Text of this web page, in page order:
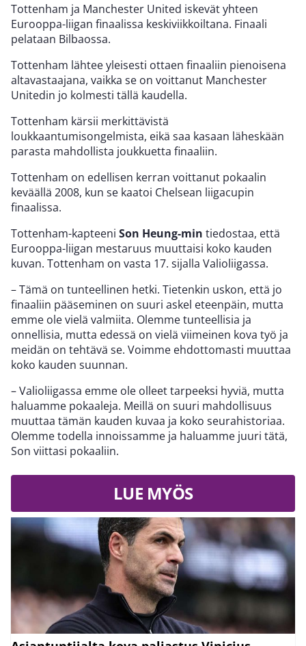
Tottenham ja Manchester United iskevät yhteen
Eurooppa-liigan finaalissa keskiviikkoiltana. Finaali
pelataan Bilbaossa.
Tottenham lähtee yleisesti ottaen finaaliin pienoisena
altavastaajana, vaikka se on voittanut Manchester
Unitedin jo kolmesti tällä kaudella.
Tottenham kärsii merkittävistä
loukkaantumisongelmista, eikä saa kasaan läheskään
parasta mahdollista joukkuetta finaaliin.
Tottenham on edellisen kerran voittanut pokaalin
keväällä 2008, kun se kaatoi Chelsean liigacupin
finaalissa.
Tottenham-kapteeni Son Heung-min tiedostaa, että
Eurooppa-liigan mestaruus muuttaisi koko kauden
kuvan. Tottenham on vasta 17. sijalla Valioliigassa.
– Tämä on tunteellinen hetki. Tietenkin uskon, että jo
finaaliin pääseminen on suuri askel eteenpäin, mutta
emme ole vielä valmiita. Olemme tunteellisia ja
onnellisia, mutta edessä on vielä viimeinen kova työ ja
meidän on tehtävä se. Voimme ehdottomasti muuttaa
koko kauden suunnan.
– Valioliigassa emme ole olleet tarpeeksi hyviä, mutta
haluamme pokaaleja. Meillä on suuri mahdollisuus
muuttaa tämän kauden kuvaa ja koko seurahistoriaa.
Olemme todella innoissamme ja haluamme juuri tätä,
Son viittasi pokaaliin.
LUE MYÖS